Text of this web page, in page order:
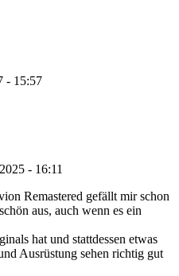
- 15:57
- 16:11
Remastered gefällt mir schon
aus, auch wenn es ein
hat und stattdessen etwas
Ausrüstung sehen richtig gut